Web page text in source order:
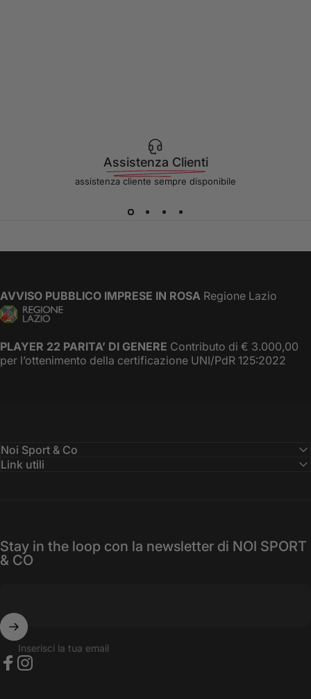
Assistenza Clienti
assistenza cliente sempre disponibile
AVVISO PUBBLICO IMPRESE IN ROSA Regione Lazio
PLAYER 22 PARITA’ DI GENERE Contributo di € 3.000,00
per l’ottenimento della certificazione UNI/PdR 125:2022
Noi Sport & Co
Link utili
Stay in the loop con la newsletter di NOI SPORT
& CO
Inserisci la tua email